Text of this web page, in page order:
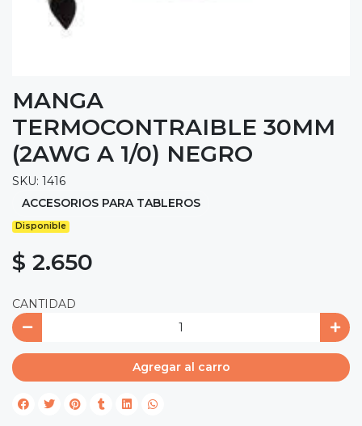
MANGA
TERMOCONTRAIBLE 30MM
(2AWG A 1/0) NEGRO
SKU: 1416
ACCESORIOS PARA TABLEROS
Disponible
$ 2.650
CANTIDAD
Agregar al carro